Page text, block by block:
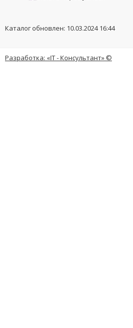
Каталог обновлен: 10.03.2024 16:44
Разработка: «IT - Консультант» ©